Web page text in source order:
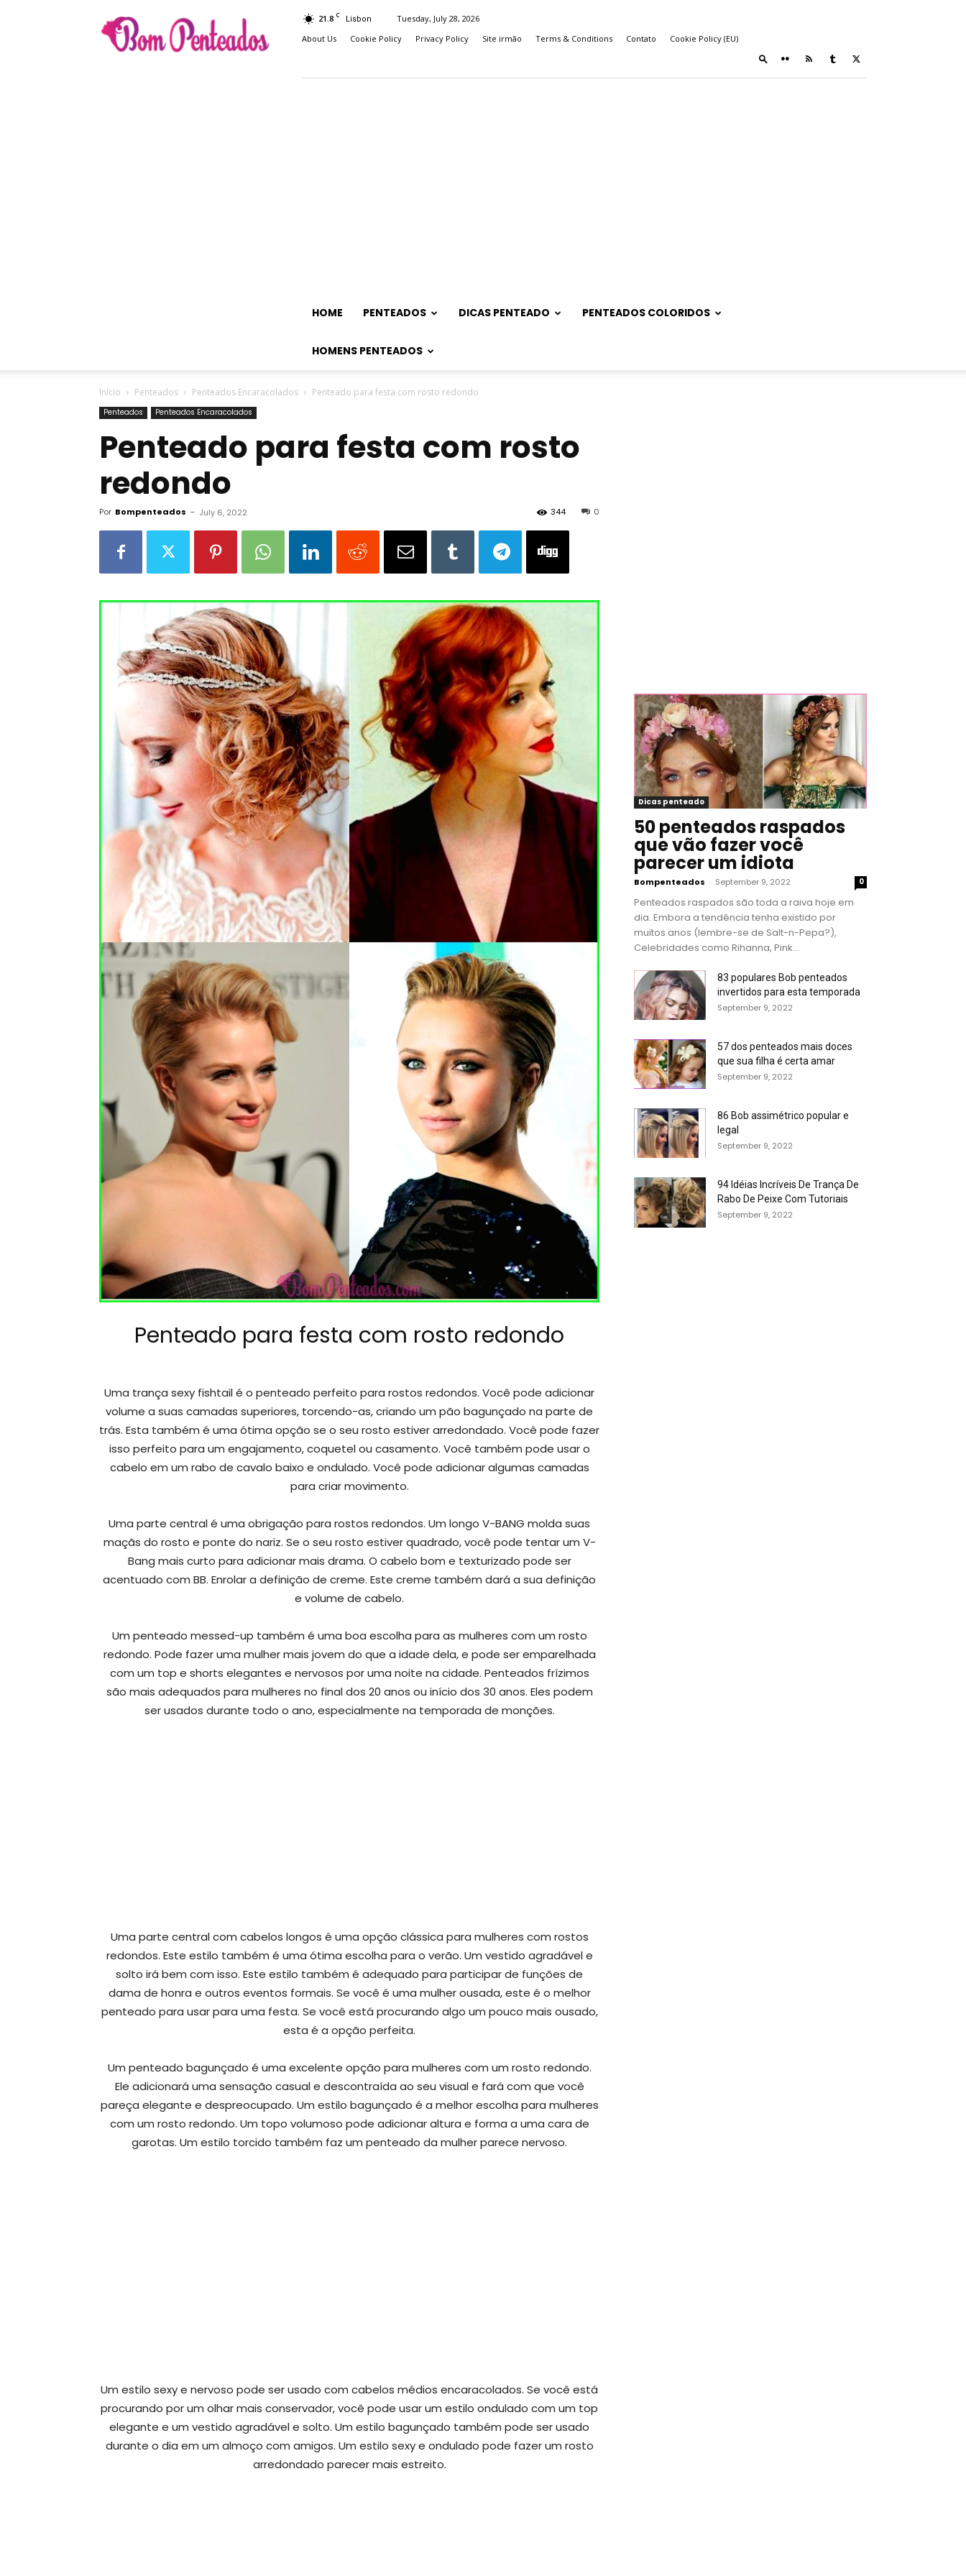
Penteados
21.8 C Lisbon
Tuesday, July 28, 2026
About Us
Cookie Policy Privacy Policy Site irmão Terms & Conditions Contato Cookie Policy (EU)
HOME PENTEADOS DICAS PENTEADO PENTEADOS COLORIDOS
HOMENS PENTEADOS
Início Penteados Penteados Encaracolados Penteado para festa com rosto redondo
Penteados Penteados Encaracolados
Penteado para festa com rosto
redondo
Por Bompenteados - July 6, 2022 0
344
Penteado para festa com rosto redondo
Uma trança sexy fishtail é o penteado perfeito para rostos redondos. Você pode adicionar
volume a suas camadas superiores, torcendo-as, criando um pão bagunçado na parte de
trás. Esta também é uma ótima opção se o seu rosto estiver arredondado. Você pode fazer
isso perfeito para um engajamento, coquetel ou casamento. Você também pode usar o
cabelo em um rabo de cavalo baixo e ondulado. Você pode adicionar algumas camadas
para criar movimento.
Uma parte central é uma obrigação para rostos redondos. Um longo V-BANG molda suas
maçãs do rosto e ponte do nariz. Se o seu rosto estiver quadrado, você pode tentar um V-
Bang mais curto para adicionar mais drama. O cabelo bom e texturizado pode ser
acentuado com BB. Enrolar a definição de creme. Este creme também dará a sua definição
e volume de cabelo.
Um penteado messed-up também é uma boa escolha para as mulheres com um rosto
redondo. Pode fazer uma mulher mais jovem do que a idade dela, e pode ser emparelhada
com um top e shorts elegantes e nervosos por uma noite na cidade. Penteados frízimos
são mais adequados para mulheres no final dos 20 anos ou início dos 30 anos. Eles podem
ser usados durante todo o ano, especialmente na temporada de monções.
Uma parte central com cabelos longos é uma opção clássica para mulheres com rostos
redondos. Este estilo também é uma ótima escolha para o verão. Um vestido agradável e
solto irá bem com isso. Este estilo também é adequado para participar de funções de
dama de honra e outros eventos formais. Se você é uma mulher ousada, este é o melhor
penteado para usar para uma festa. Se você está procurando algo um pouco mais ousado,
esta é a opção perfeita.
Um penteado bagunçado é uma excelente opção para mulheres com um rosto redondo.
Ele adicionará uma sensação casual e descontraída ao seu visual e fará com que você
pareça elegante e despreocupado. Um estilo bagunçado é a melhor escolha para mulheres
com um rosto redondo. Um topo volumoso pode adicionar altura e forma a uma cara de
garotas. Um estilo torcido também faz um penteado da mulher parece nervoso.
Um estilo sexy e nervoso pode ser usado com cabelos médios encaracolados. Se você está
procurando por um olhar mais conservador, você pode usar um estilo ondulado com um top
elegante e um vestido agradável e solto. Um estilo bagunçado também pode ser usado
durante o dia em um almoço com amigos. Um estilo sexy e ondulado pode fazer um rosto
arredondado parecer mais estreito.
Dicas penteado
50 penteados raspados
que vão fazer você
parecer um idiota
Bompenteados - September 9, 2022 0
Penteados raspados são toda a raiva hoje em
dia. Embora a tendência tenha existido por
muitos anos (lembre-se de Salt-n-Pepa?),
Celebridades como Rihanna, Pink...
83 populares Bob penteados
invertidos para esta temporada
September 9, 2022
57 dos penteados mais doces
que sua filha é certa amar
September 9, 2022
86 Bob assimétrico popular e
legal
September 9, 2022
94 Idéias Incríveis De Trança De
Rabo De Peixe Com Tutoriais
September 9, 2022